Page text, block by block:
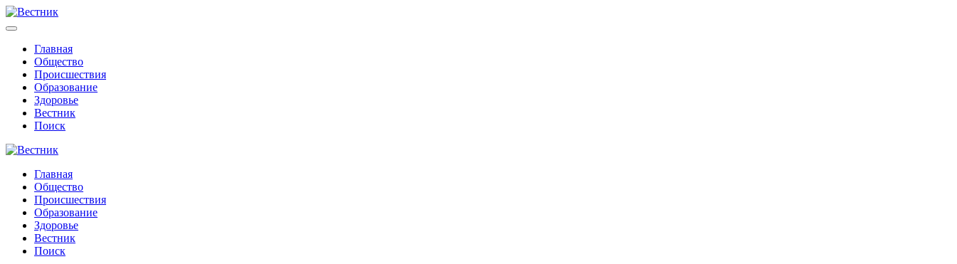
Главная
Общество
Происшествия
Образование
Здоровье
Вестник
Поиск
Главная
Общество
Происшествия
Образование
Здоровье
Вестник
Поиск